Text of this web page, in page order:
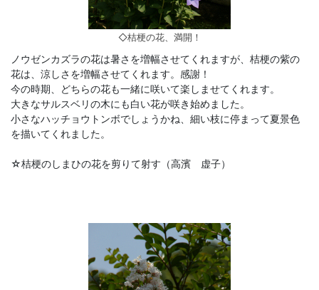
◇桔梗の花、満開！
ノウゼンカズラの花は暑さを増幅させてくれますが、桔梗の紫の
花は、涼しさを増幅させてくれます。感謝！
今の時期、どちらの花も一緒に咲いて楽しませてくれます。
大きなサルスベリの木にも白い花が咲き始めました。
小さなハッチョウトンボでしょうかね、細い枝に停まって夏景色
を描いてくれました。
☆桔梗のしまひの花を剪りて射す（高濱 虚子）